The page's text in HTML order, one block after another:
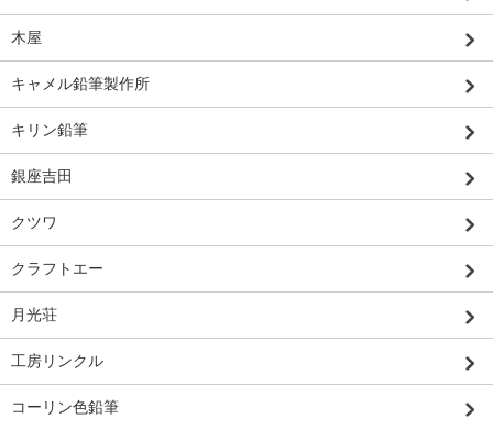
木屋
キャメル鉛筆製作所
キリン鉛筆
銀座吉田
クツワ
クラフトエー
月光荘
工房リンクル
コーリン色鉛筆